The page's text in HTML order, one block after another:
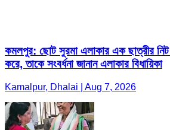
কমলপুর: ছোট সুরমা এলাকার এক ছাত্রীর নিট
করে, তাকে সংবর্ধনা জানান এলাকার বিধায়িকা
Kamalpur, Dhalai | Aug 7, 2026